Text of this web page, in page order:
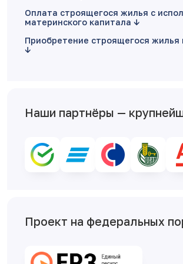
Оплата строящегося жилья с
материнского капитала
Приобретение строящегося жилья
Наши партнёры —
Проект на федеральных